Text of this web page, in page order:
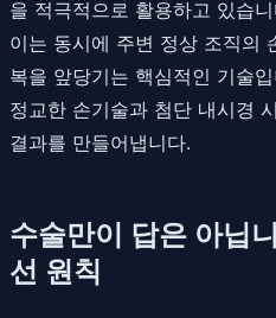
을 적극적으로 활용하고 있습
이는 동시에 주변 정상 조직의
복을 앞당기는 핵심적인 기술
정교한 손기술과 첨단 내시경
결과를 만들어냅니다.
수술만이 답은 아닙
선 원칙